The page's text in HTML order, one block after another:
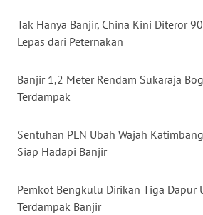
Tak Hanya Banjir, China Kini Diteror
Lepas dari Peternakan
Banjir 1,2 Meter Rendam Sukaraja
Terdampak
Sentuhan PLN Ubah Wajah
Siap Hadapi Banjir
Pemkot Bengkulu Dirikan Tiga Dapur
Terdampak Banjir
KALTENG
KALTARA
KALSEL
WN
KALTIM